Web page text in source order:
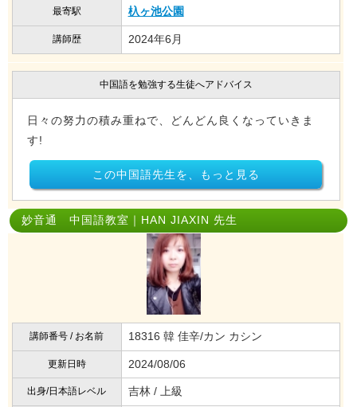
最寄駅 杁ヶ池公園
講師歴 2024年6月
中国語を勉強する生徒へアドバイス
日々の努力の積み重ねで、どんどん良くなっていきま
す!
この中国語先生を、もっと見る
妙音通 中国語教室｜HAN JIAXIN 先生
講師番号 / お名前 18316 韓 佳辛/カン カシン
更新日時 2024/08/06
出身/日本語レベル 吉林 / 上級